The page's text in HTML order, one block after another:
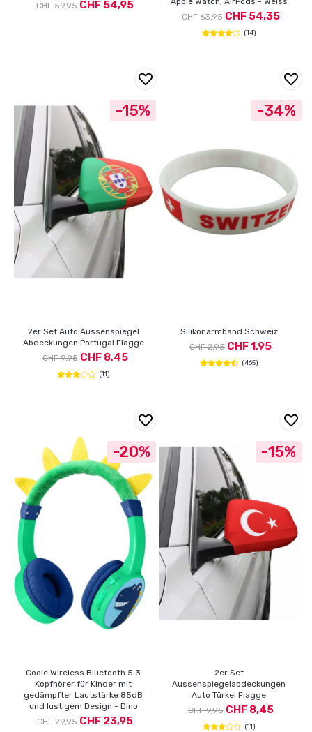
CHF 59,95 CHF 54,95
CHF 63,95CHF 54,35
(14)
2er Set Auto Aussenspiegel
Abdeckungen Portugal Flagge
CHF 9,95CHF 8,45
(11)
-15%
Silikonarmband Schweiz
CHF 2,95 CHF 1,95
(465)
-34%
Coole Wireless Bluetooth 5.3
Kopfhörer für Kinder mit
gedämpfter Lautstärke 85dB
und lustigem Design - Dino
CHF 29,95 CHF 23,95
-20%
2er Set
Aussenspiegelabdeckungen
Auto Türkei Flagge
CHF 9,95CHF 8,45
(11)
-15%